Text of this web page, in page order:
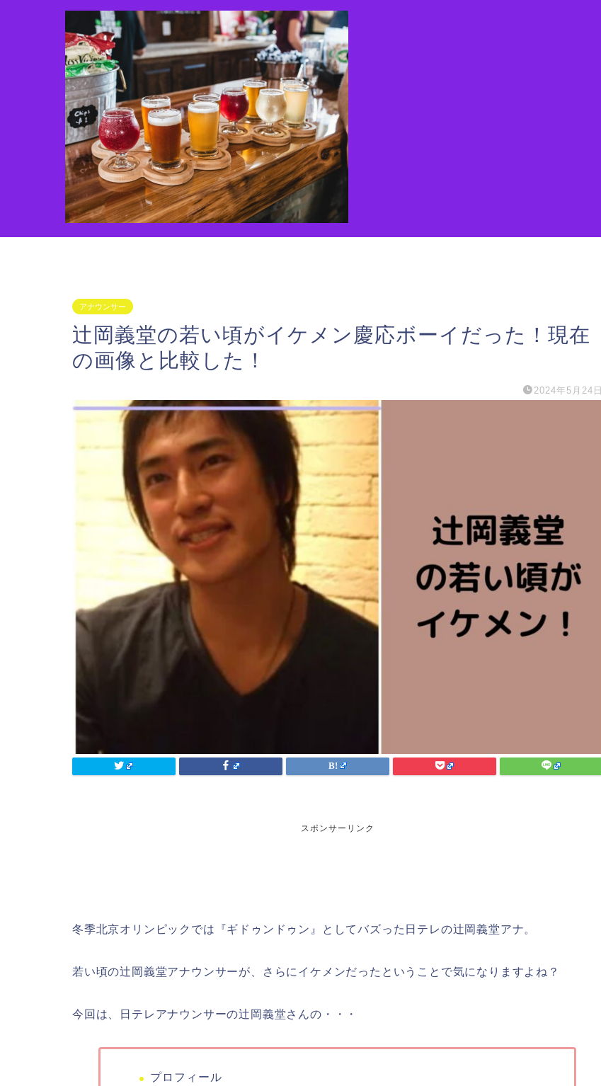
アナウンサー
辻岡義堂の若い頃がイケメン慶応ボーイだった！現在
の画像と比較した！
2024年5月24日
スポンサーリンク
冬季北京オリンピックでは『ギドゥンドゥン』としてバズった日テレの辻岡義堂アナ。
若い頃の辻岡義堂アナウンサーが、さらにイケメンだったということで気になりますよね？
今回は、日テレアナウンサーの辻岡義堂さんの・・・
プロフィール